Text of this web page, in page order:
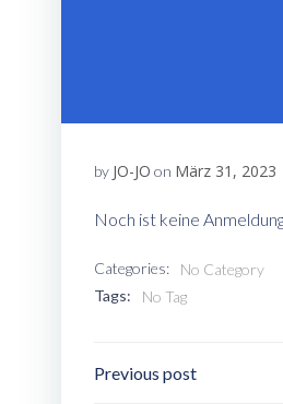
by JO-JO on März 31, 2023
Noch ist keine
Categories:
No Category
Tags:
No Tag
Post
Previous post